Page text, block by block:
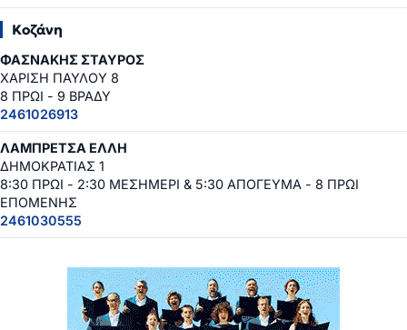
Κοζάνη
ΦΑΣΝΑΚΗΣ ΣΤΑΥΡΟΣ
ΧΑΡΙΣΗ ΠΑΥΛΟΥ 8
8 ΠΡΩΙ - 9 ΒΡΑΔΥ
2461026913
ΛΑΜΠΡΕΤΣΑ ΕΛΛΗ
ΔΗΜΟΚΡΑΤΙΑΣ 1
8:30 ΠΡΩΙ - 2:30 ΜΕΣΗΜΕΡΙ & 5:30 ΑΠΟΓΕΥΜΑ - 8 ΠΡΩΙ
ΕΠΟΜΕΝΗΣ
2461030555